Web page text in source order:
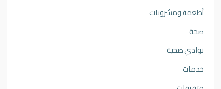
أطعمة ومشروبات
صحة
نوادي صحية
خدمات